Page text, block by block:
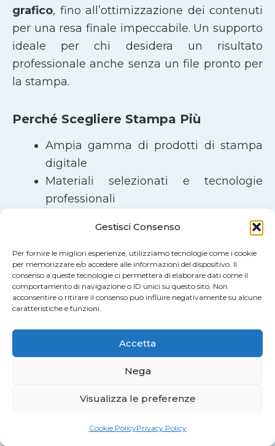
Gestisci Consenso
Per fornire le migliori esperienze, utilizziamo tecnologie come i cookie
per memorizzare e/o accedere alle informazioni del dispositivo. Il
consenso a queste tecnologie ci permetterà di elaborare dati come il
comportamento di navigazione o ID unici su questo sito. Non
acconsentire o ritirare il consenso può influire negativamente su alcune
caratteristiche e funzioni.
Accetta
Nega
Visualizza le preferenze
Cookie PolicyPrivacy Policy
grafico, fino all’ottimizzazione dei contenuti
per una resa finale impeccabile. Un supporto
ideale per chi desidera un risultato
professionale anche senza un file pronto per
la stampa.
Perché Scegliere Stampa Più
Ampia gamma di prodotti di stampa
digitale
Materiali selezionati e tecnologie
professionali
Ordine online semplice e guidato
Spedizioni rapide in tutta Italia e a
Malta
Ordina Online o Richiedi un
configurare onlineil tuo prodotto in
pochi passaggi oppure richiedere un
particolari o grandi quantità.